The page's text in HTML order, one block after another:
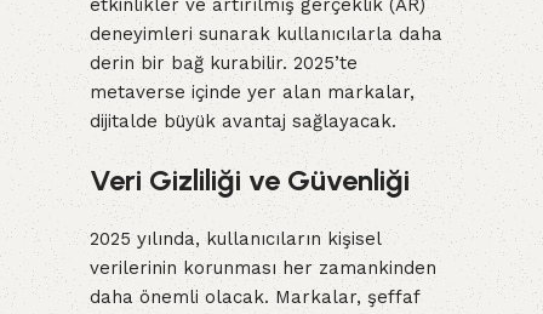
etkinlikler ve artırılmış gerçeklik (AR)
deneyimleri sunarak kullanıcılarla daha
derin bir bağ kurabilir. 2025’te
metaverse içinde yer alan markalar,
dijitalde büyük avantaj sağlayacak.
Veri Gizliliği ve Güvenliği
2025 yılında, kullanıcıların kişisel
verilerinin korunması her zamankinden
daha önemli olacak. Markalar, şeffaf